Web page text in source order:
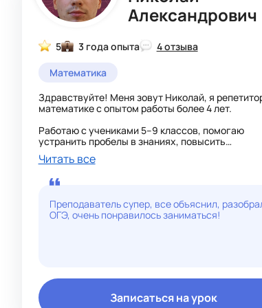
Александрович
5 3 года опыта
4 отзыва
Математика
Здравствуйте! Меня зовут Николай, я
математике с опытом работы более 4 лет.
Работаю с учениками 5–9 классов, помогаю
устранить пробелы в знаниях, повысить
успеваемость и уверенность в своих силах.
готовлю к ВПР, ОГЭ и школьным контрольным
учениками, которые хотят изучать материал на
За время работы обучил более 40 учеников, из
подбираю объяснение под каждого ученика,
объясняю сложные темы простым и понятным
Читать все
Преподаватель супер, все объяснил,
ОГЭ, очень понравилось заниматься!
Записаться на урок